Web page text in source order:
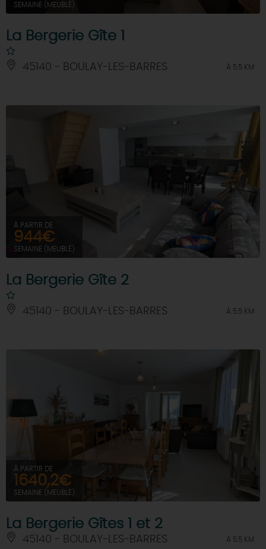
SEMAINE (MEUBLÉ)
La Bergerie Gîte 1
45140 - BOULAY-LES-BARRES À 5.5 KM
À PARTIR DE
944€
SEMAINE (MEUBLÉ)
La Bergerie Gîte 2
45140 - BOULAY-LES-BARRES À 5.5 KM
À PARTIR DE
1640,2€
SEMAINE (MEUBLÉ)
La Bergerie Gîtes 1 et 2
45140 - BOULAY-LES-BARRES À 5.5 KM